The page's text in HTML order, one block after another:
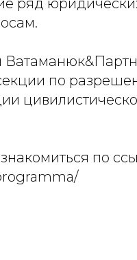
ряд
по
по